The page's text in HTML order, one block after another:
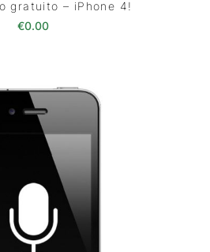
gratuito – iPhone 4!
€0.00